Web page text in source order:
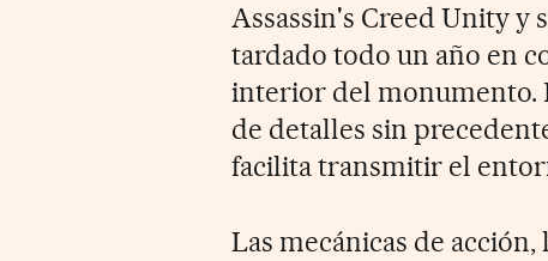
Assassin's Creed Unity y
tardado todo un año en
interior del monumento.
de detalles sin
facilita transmitir el
Las mecánicas de